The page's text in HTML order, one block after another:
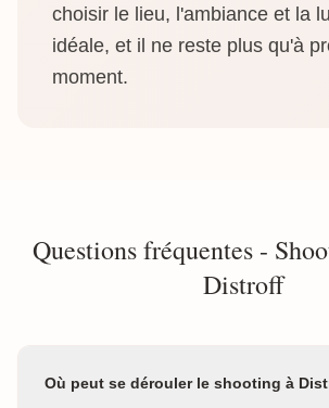
choisir le lieu, l'ambiance et la
idéale, et il ne reste plus qu'à
moment.
Questions fréquentes -
Distroff
Où peut se dérouler le shooting à